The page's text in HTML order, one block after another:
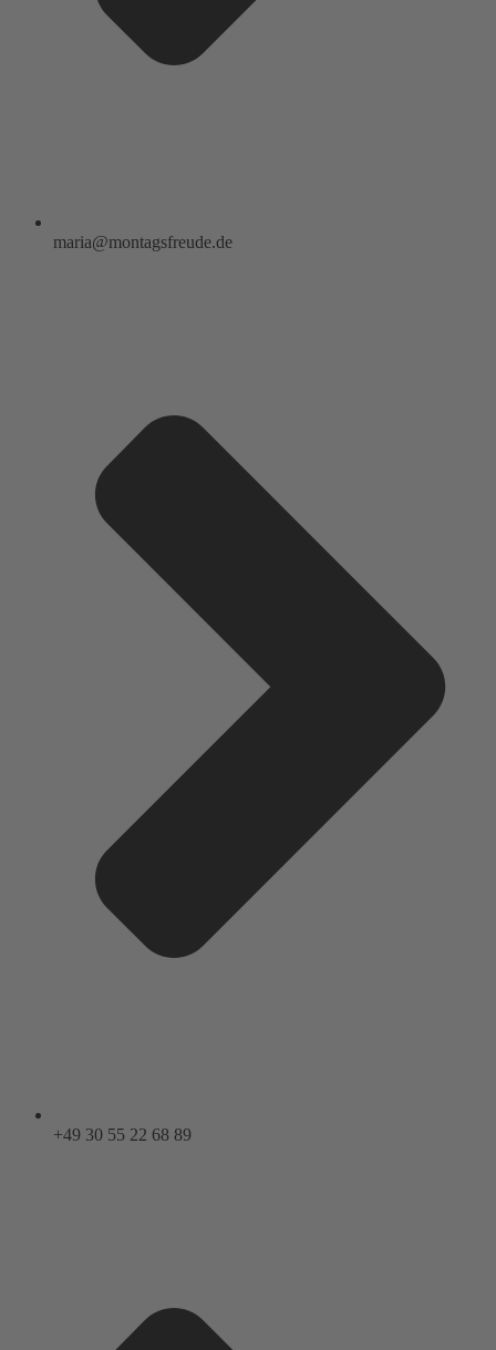
maria@montagsfreude.de
+49 30 55 22 68 89